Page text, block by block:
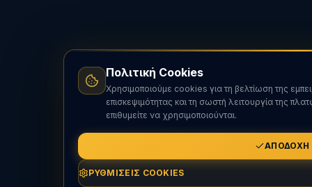
Πολιτική Cookies
Χρησιμοποιούμε cookies για τη βελτίωση της
επισκεψιμότητας και τη σωστή λειτουργία της
επιθυμείτε να χρησιμοποιούνται.
ΡΥΘΜΊΣΕΙΣ COOKIES